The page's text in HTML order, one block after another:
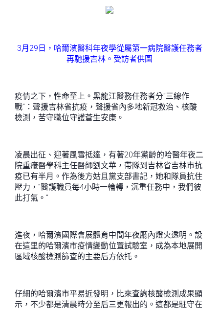
3月29日，哈爾濱醫科年夜學從屬第一病院醫護任務者
再馳援吉林。受訪者供圖
疫情之下，性命至上。黑龍江醫務任務者分“三線作
戰”：聲援吉林省抗疫，聲援省內多地新冠救治、核酸
檢測，苦守職位守護蒼生安康。
凌晨出征、迎著風雪抵達，有著20年黨齡的哈醫年夜二
院重癥醫學科主任醫師劉文華，帶隊到吉林省吉林市抗
疫已有半月。作為後方姑且黨支部書記，她和隊員抗住
壓力，“醫護職員每4小時一輪轉，沉重任務中，我們彼
此打氣。”
進夜，哈爾濱國際會展體育中間年夜廳內燈火透明。設
在這里的哈爾濱市疫情變動位置試驗室，成為本地展開
區域核酸檢測篩查的主要后方依托。
仔細的哈爾濱市平易近發明，比來查詢核酸檢測成果顯
示，不少都是清晨時分至后三更報出的。這都是駐守在